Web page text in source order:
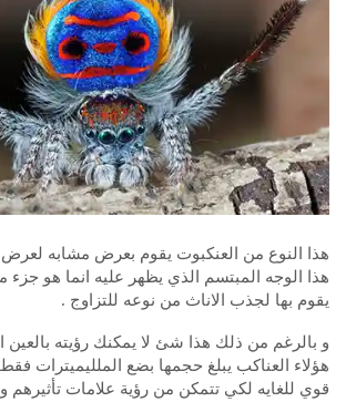
هذا النوع من العنكبوت يقوم بعرض مشابه
هذا الوجه المبتسم الذي يظهر عليه انما هو
يقوم بها لجذب الاناث من نوعه للتزاوج .
و بالرغم من ذلك هذا شئ لا يمكنك رؤيته
هؤلاء العناكب يبلغ حجمها بضع الملليميترات
قوي للغايه لكي تتمكن من رؤية علامات تأثيرهم